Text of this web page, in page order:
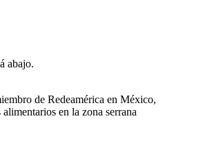
abajo.
de Redeamérica en México,
en la zona serrana